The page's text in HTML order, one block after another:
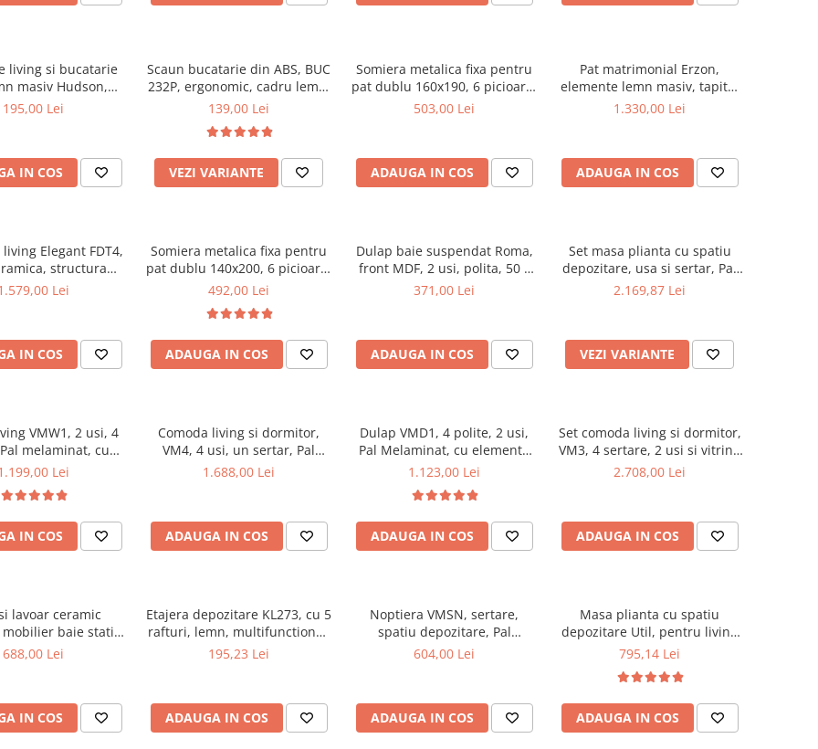
living si bucatarie
masiv Hudson,
stofa,100 kg,
195,00 Lei
IN COS
Scaun bucatarie din ABS, BUC
232P, ergonomic, cadru lemn,
100 kg
139,00 Lei
VEZI VARIANTE
Somiera metalica fixa pentru
pat dublu 160x190, 6 picioare,
30 lamele lemn fag, benzi
503,00 Lei
ADAUGA IN COS
Pat matrimonial Erzon,
elemente lemn masiv, tapitat
cu stofa, cu somiera,140x200
1.330,00 Lei
ADAUGA IN COS
Elegant FDT4,
structura
140x80x75 cm,
bej
Lei
IN COS
Somiera metalica fixa pentru
pat dublu 140x200, 6 picioare,
32 lamele lemn fag, benzi
negru
492,00 Lei
ADAUGA IN COS
Dulap baie suspendat Roma,
front MDF, 2 usi, polita, 50 x
68 cm, alb
371,00 Lei
ADAUGA IN COS
Set masa plianta cu spatiu
depozitare, usa si sertar, Pal
Melaminat, 160x96x80 cm si 6
2.169,87 Lei
VEZI VARIANTE
VMW1, 2 usi, 4
melaminat, cu
MDF, Nuc
Lei
IN COS
Comoda living si dormitor,
VM4, 4 usi, un sertar, Pal
melaminat, cu insertii MDF,
1.688,00 Lei
ADAUGA IN COS
Dulap VMD1, 4 polite, 2 usi,
Pal Melaminat, cu elemente
din MDF, Nuc
1.123,00 Lei
ADAUGA IN COS
Set comoda living si dormitor,
VM3, 4 sertare, 2 usi si vitrina
suprapozabila VMN4, 2 usi, 2
2.708,00 Lei
ADAUGA IN COS
lavoar ceramic
mobilier baie stativ
MDF, 2 usi, 2
688,00 Lei
IN COS
Etajera depozitare KL273, cu 5
rafturi, lemn, multifunctional,
natur
195,23 Lei
ADAUGA IN COS
Noptiera VMSN, sertare,
spatiu depozitare, Pal
Melaminat, insertii MDF, Nuc
604,00 Lei
ADAUGA IN COS
Masa plianta cu spatiu
depozitare Util, pentru living
si bucatarie, PAL, structura
persoane, 160x96x80 cm, fag
795,14 Lei
ADAUGA IN COS